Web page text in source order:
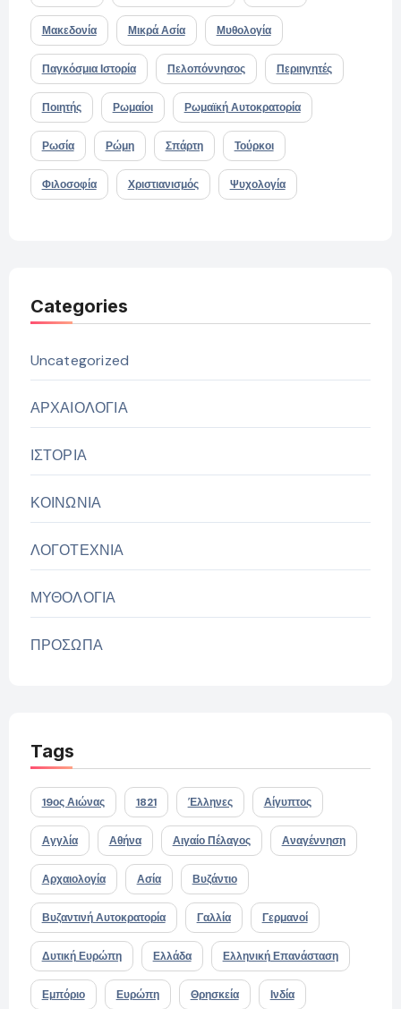
Μακεδονία Μικρά Ασία Μυθολογία
Παγκόσμια Ιστορία Πελοπόννησος Περιηγητές
Ποιητής Ρωμαίοι Ρωμαϊκή Αυτοκρατορία
Ρωσία Ρώμη Σπάρτη Τούρκοι
Φιλοσοφία Χριστιανισμός Ψυχολογία
Categories
Uncategorized
ΑΡΧΑΙΟΛΟΓΙΑ
ΙΣΤΟΡΙΑ
ΚΟΙΝΩΝΙΑ
ΛΟΓΟΤΕΧΝΙΑ
ΜΥΘΟΛΟΓΙΑ
ΠΡΟΣΩΠΑ
Tags
19ος Αιώνας 1821 Έλληνες Αίγυπτος
Αγγλία Αθήνα Αιγαίο Πέλαγος Αναγέννηση
Αρχαιολογία Ασία Βυζάντιο
Βυζαντινή Αυτοκρατορία Γαλλία Γερμανοί
Δυτική Ευρώπη Ελλάδα Ελληνική Επανάσταση
Εμπόριο Ευρώπη Θρησκεία Ινδία